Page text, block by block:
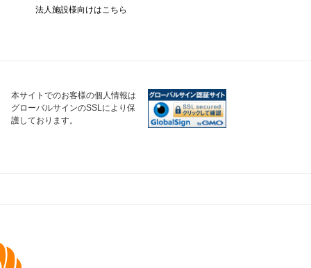
法人施設様向けはこちら
本サイトでのお客様の個人情報は
グローバルサインのSSLにより保
護しております。